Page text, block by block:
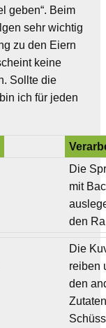
geben“. Beim
sehr wichtig
zu den Eiern
keine
Sollte die
ich für jeden
Die
mit
den
Die
reiben
den